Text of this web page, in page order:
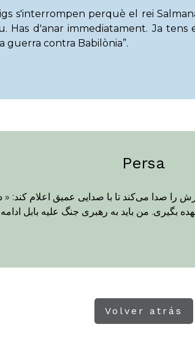
s'interrompen perquè el rei
Has d'anar immediatament. Ja
guerra contra Babilònia”.
Persa
صدا می‌کند تا با صدایی عمیق اعلام کند: «
بگیری. من باید به رهبری جنگ علیه بابل
Volver atrás